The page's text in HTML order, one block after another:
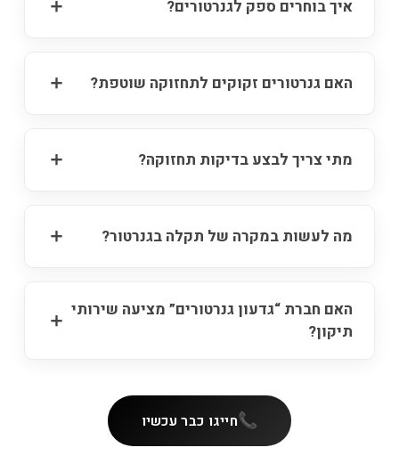
איך בוחרים ספק לגנרטורים?
האם גנרטורים זקוקים לתחזוקה שוטפת?
מתי צריך לבצע בדיקות תחזוקה?
מה לעשות במקרה של תקלה בגנרטור?
האם חברת “גדעון גנרטורים” מציעה שירותי
תיקון?
חייגו כבר עכשיו